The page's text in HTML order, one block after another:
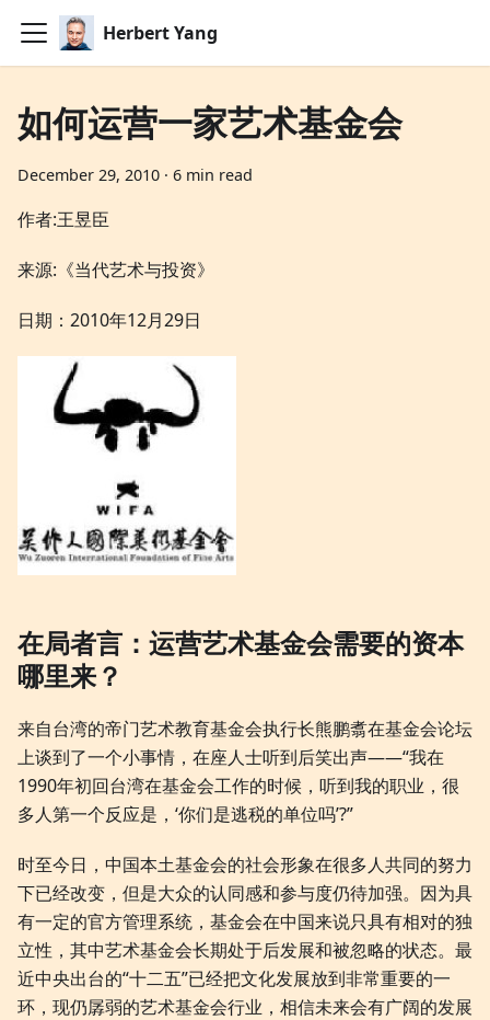
Herbert Yang
如何运营一家艺术基金会
December 29, 2010 · 6 min read
作者:王昱臣
来源:《当代艺术与投资》
日期：2010年12月29日
在局者言：运营艺术基金会需要的资本
哪里来？
来自台湾的帝门艺术教育基金会执行长熊鹏翥在基金会论坛
上谈到了一个小事情，在座人士听到后笑出声——“我在
1990年初回台湾在基金会工作的时候，听到我的职业，很
多人第一个反应是，‘你们是逃税的单位吗’?”
时至今日，中国本土基金会的社会形象在很多人共同的努力
下已经改变，但是大众的认同感和参与度仍待加强。因为具
有一定的官方管理系统，基金会在中国来说只具有相对的独
立性，其中艺术基金会长期处于后发展和被忽略的状态。最
近中央出台的“十二五”已经把文化发展放到非常重要的一
环，现仍孱弱的艺术基金会行业，相信未来会有广阔的发展